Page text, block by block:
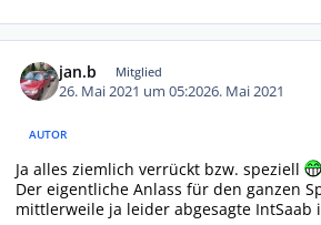
jan.b Mitglied
26. Mai 2021 um 05:2026. Mai 2021
AUTOR
Ja alles ziemlich verrückt bzw. speziell
Der eigentliche Anlass für den ganzen
mittlerweile ja leider abgesagte IntSaab